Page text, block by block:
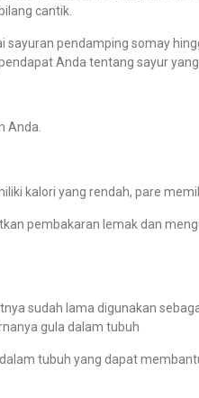
cantik.
pendamping somay
Anda tentang sayur yang
Anda.
kalori yang rendah, pare
pembakaran lemak dan
sudah lama digunakan
gula dalam tubuh
tubuh yang dapat